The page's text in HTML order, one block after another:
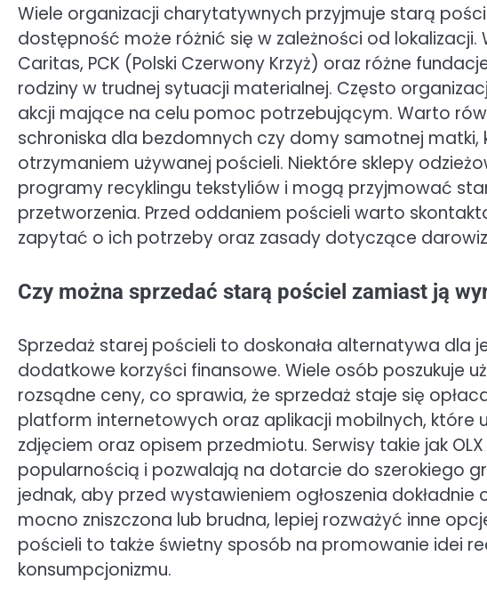
Wiele organizacji charytatywnych przyjmuje starą
dostępność może różnić się w zależności od
Caritas, PCK (Polski Czerwony Krzyż) oraz różne
rodziny w trudnej sytuacji materialnej. Często
akcji mające na celu pomoc potrzebującym. Warto
schroniska dla bezdomnych czy domy samotnej
otrzymaniem używanej pościeli. Niektóre sklepy
programy recyklingu tekstyliów i mogą przyjmować
przetworzenia. Przed oddaniem pościeli warto
zapytać o ich potrzeby oraz zasady dotyczące
Czy można sprzedać starą pościel zamiast ją
Sprzedaż starej pościeli to doskonała alternatywa dla
dodatkowe korzyści finansowe. Wiele osób poszukuje
rozsądne ceny, co sprawia, że sprzedaż staje się
platform internetowych oraz aplikacji mobilnych, które
zdjęciem oraz opisem przedmiotu. Serwisy takie jak
popularnością i pozwalają na dotarcie do szerokiego
jednak, aby przed wystawieniem ogłoszenia
mocno zniszczona lub brudna, lepiej rozważyć inne
pościeli to także świetny sposób na promowanie idei
konsumpcjonizmu.